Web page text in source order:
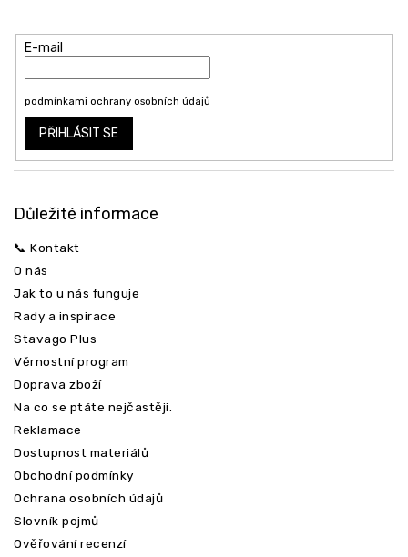
E-mail
podmínkami ochrany osobních údajů
PŘIHLÁSIT SE
Důležité informace
📞 Kontakt
O nás
Jak to u nás funguje
Rady a inspirace
Stavago Plus
Věrnostní program
Doprava zboží
Na co se ptáte nejčastěji.
Reklamace
Dostupnost materiálů
Obchodní podmínky
Ochrana osobních údajů
Slovník pojmů
Ověřování recenzí